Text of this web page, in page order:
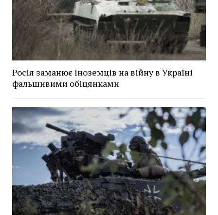
Росія заманює іноземців на війну в Україні
фальшивими обіцянками